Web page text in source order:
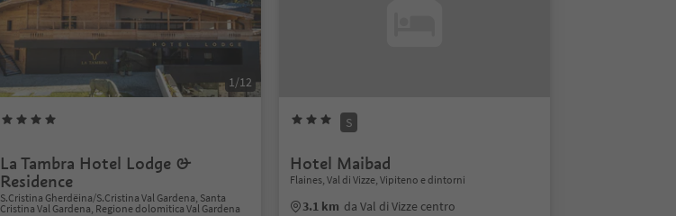
1/12
La Tambra Hotel Lodge &
Residence
S.Cristina Gherdëina/S.Cristina Val Gardena, Santa
Cristina Val Gardena, Regione dolomitica Val Gardena
S
Hotel Maibad
Flaines, Val di Vizze, Vipiteno e dintorni
3.1 km da Val di Vizze centro